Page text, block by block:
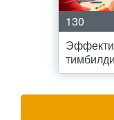
130